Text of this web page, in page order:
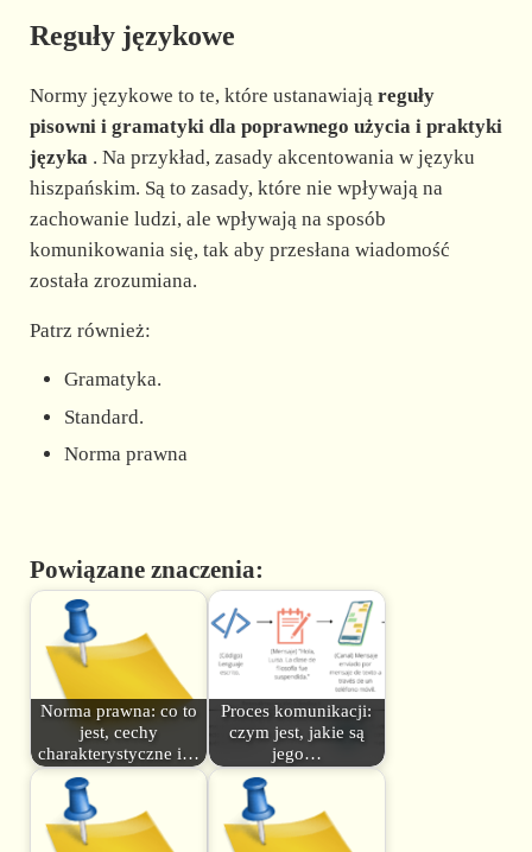
Reguły językowe
Normy językowe to te, które ustanawiają reguły
pisowni i gramatyki dla poprawnego użycia i praktyki
języka. Na przykład, zasady akcentowania w języku
hiszpańskim. Są to zasady, które nie wpływają na
zachowanie ludzi, ale wpływają na sposób
komunikowania się, tak aby przesłana wiadomość
została zrozumiana.
Patrz również:
Gramatyka.
Standard.
Norma prawna
Powiązane znaczenia:
Norma prawna: co to
jest, cechy
charakterystyczne i…
Proces komunikacji:
czym jest, jakie są
jego…